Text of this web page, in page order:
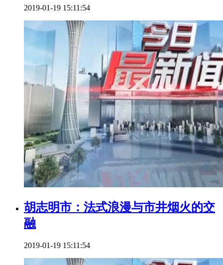
2019-01-19 15:11:54
胡志明市：法式浪漫与市井烟火的交
融
2019-01-19 15:11:54